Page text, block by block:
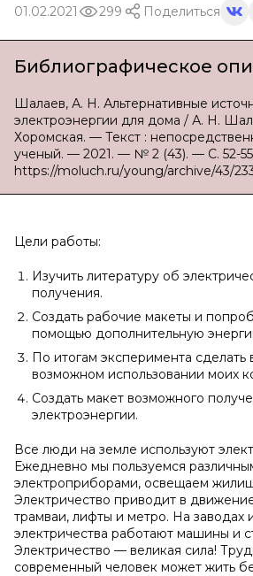
01.02.2021 299 Поделиться
Библиографическое
Шалаев, А. Н. Альтернативные
электроэнергии для дома / А. Н.
Хоромская. — Текст :
ученый. — 2021. — № 2 (43). — С. 52-
https://moluch.ru/young/archive/43/
Цели работы:
Изучить литературу об
получения.
Создать рабочие макеты и
помощью дополнительную
По итогам эксперимента сделать
возможном использовании моих
Создать макет возможного
электроэнергии.
Все люди на земле используют
Ежедневно мы пользуемся
электроприборами, освещаем
Электричество приводит в
трамваи, лифты и метро. На заводах
электричества работают машины и
Электричество — великая сила!
современный человек может жить